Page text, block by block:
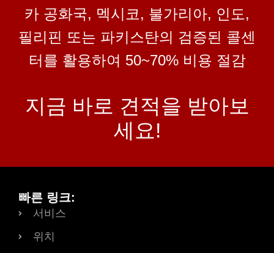
카 공화국, 멕시코, 불가리아, 인도,
필리핀 또는 파키스탄의 검증된 콜센
터를 활용하여 50~70% 비용 절감
지금 바로 견적을 받아보
세요!
빠른 링크:
서비스
위치